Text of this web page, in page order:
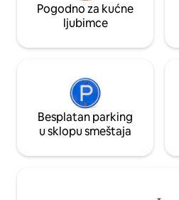
Pogodno za kućne
ljubimce
Besplatan parking
u sklopu smeštaja